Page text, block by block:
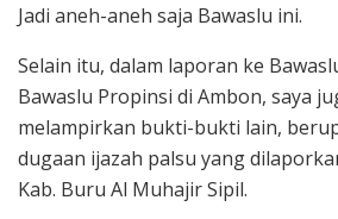
Jadi aneh-aneh saja Bawaslu ini.
Selain itu, dalam laporan ke
Bawaslu Propinsi di Ambon, saya
melampirkan bukti-bukti lain,
dugaan ijazah palsu yang
Kab. Buru Al Muhajir Sipil.